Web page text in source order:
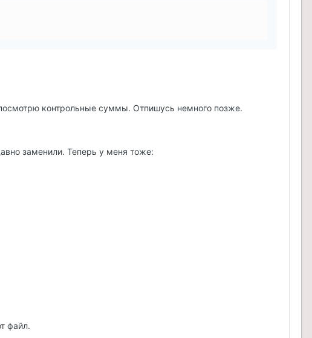
контрольные суммы. Отпишусь немного позже.
заменили. Теперь у меня тоже:
файл.